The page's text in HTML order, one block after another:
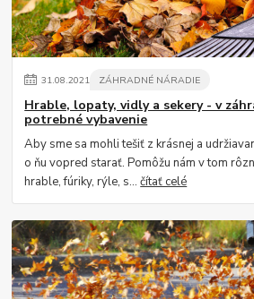
31.08.2021 ZÁHRADNÉ NÁRADIE
Hrable, lopaty, vidly a sekery - v
potrebné vybavenie
Aby sme sa mohli tešiť z krásnej a
o ňu vopred starať. Pomôžu nám v tom
hrable, fúriky, rýle, s...čítať celé